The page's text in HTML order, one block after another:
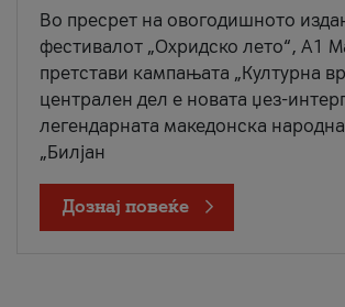
Во пресрет на овогодишното
фестивалот „Охридско лето“, А1
претстави кампањата „Културна
централен дел е новата џез-
легендарната македонска
„Билјан
Дознај повеќе